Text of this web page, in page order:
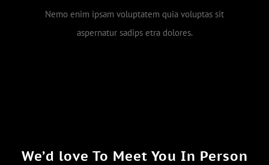
Nemo enim ipsam voluptatem quia voluptas sit
aspernatur sadips etra dolores.
Sed ut perspiciatis unde omnis iste natus error sits
voluptatem accusantium doloremque laudantium.
We’d love To Meet You In Person